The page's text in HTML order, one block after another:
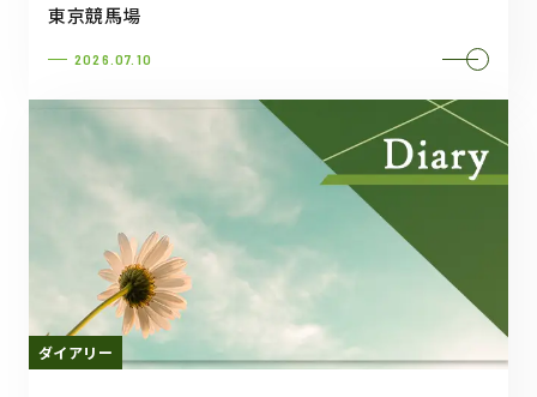
東京競馬場
2026.07.10
ダイアリー